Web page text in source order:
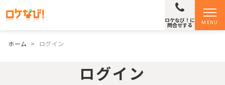
MENU
ロケなび！に
問合せする
ホーム > ログイン
ログイン